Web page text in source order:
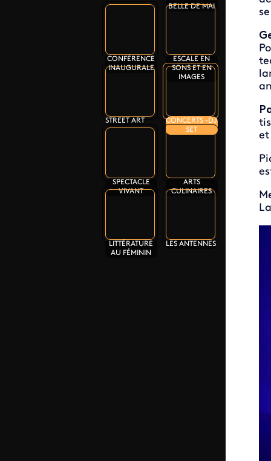
BELLE DE MAI
CONFÉRENCE
INAUGURALE
ESCALE EN
SONS ET EN
IMAGES
STREET ART
CONCERTS -DJ
SET
SPECTACLE
VIVANT
ARTS
CULINAIRES
LITTÉRATURE
AU FÉMININ
LES ANTENNES